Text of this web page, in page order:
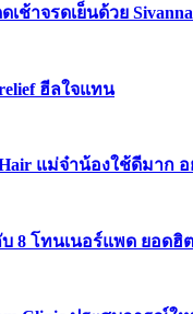
ช้าจรดเย็นด้วย
ฮีลใจแทน
Hair แม่จ๋าน้องใช้ดีมาก
8 โทนเนอร์แพด ยอดฮิ